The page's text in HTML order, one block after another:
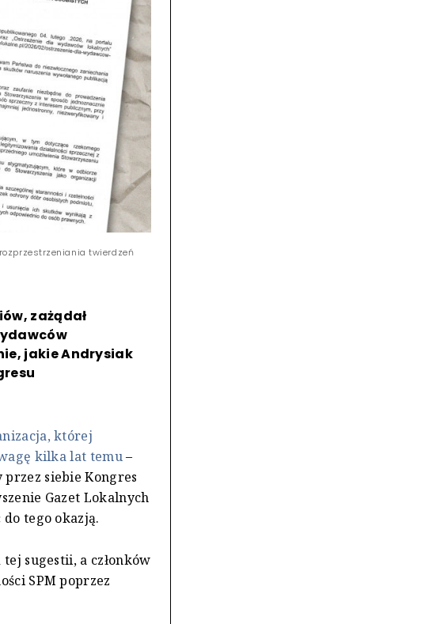
twierdzeń
zażądał
jakie Andrysiak
której
kilka lat temu–
siebie Kongres
Gazet Lokalnych
tego okazją.
sugestii, a członków
SPM poprzez